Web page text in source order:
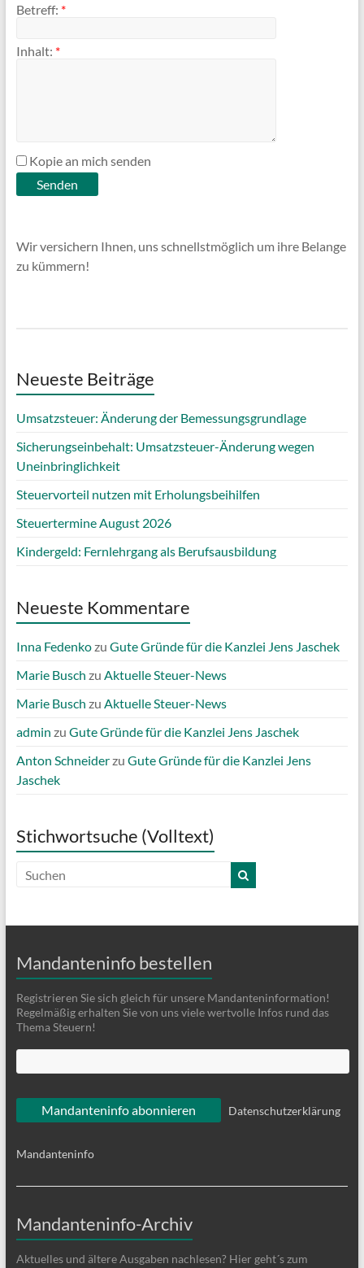
Betreff: *
Inhalt: *
Kopie an mich senden
Wir versichern Ihnen, uns schnellstmöglich um ihre Belange
zu kümmern!
Neueste Beiträge
Umsatzsteuer: Änderung der Bemessungsgrundlage
Sicherungseinbehalt: Umsatzsteuer-Änderung wegen
Uneinbringlichkeit
Steuervorteil nutzen mit Erholungsbeihilfen
Steuertermine August 2026
Kindergeld: Fernlehrgang als Berufsausbildung
Neueste Kommentare
Inna Fedenkozu Gute Gründe für die Kanzlei Jens Jaschek
Marie Busch zu Aktuelle Steuer-News
Marie Busch zu Aktuelle Steuer-News
admin zu Gute Gründe für die Kanzlei Jens Jaschek
Anton Schneiderzu Gute Gründe für die Kanzlei Jens
Jaschek
Stichwortsuche (Volltext)
Mandanteninfo bestellen
Registrieren Sie sich gleich für unsere Mandanteninformation!
Regelmäßig erhalten Sie von uns viele wertvolle Infos rund das
Thema Steuern!
Datenschutzerklärung
Mandanteninfo
Mandanteninfo-Archiv
Aktuelles und ältere Ausgaben nachlesen? Hier geht´s zum